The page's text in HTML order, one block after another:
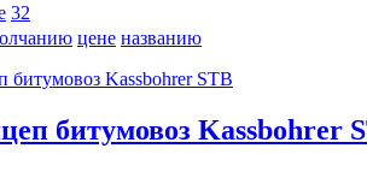
32
цене названию
битумовоз Kassbohrer